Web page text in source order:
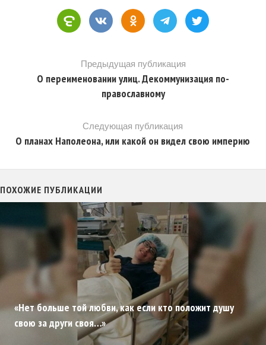
Предыдущая публикация
О переименовании улиц. Декоммунизация по-
православному
Следующая публикация
О планах Наполеона, или какой он видел свою империю
ПОХОЖИЕ ПУБЛИКАЦИИ
«Нет больше той любви, как если кто положит душу
свою за други своя…»